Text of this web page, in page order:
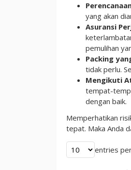
yang akan
Asuransi
pemulihan
Packing
tidak perlu.
Mengikuti
tempat-
dengan baik.
Memperhatikan
tepat. Maka Anda
entries